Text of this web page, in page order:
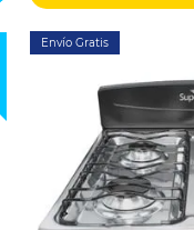
Envío Gratis